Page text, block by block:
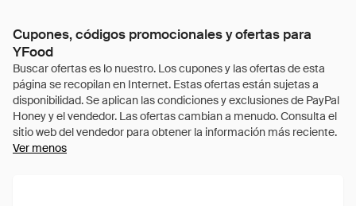
Cupones, códigos promocionales y ofertas para
YFood
Ver menos